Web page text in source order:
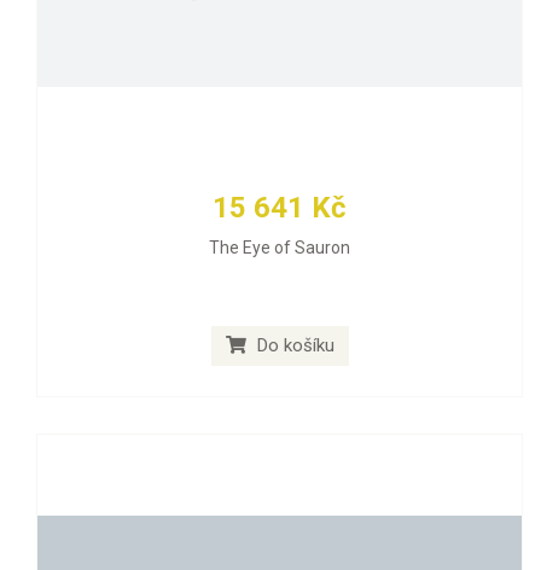
15 641 Kč
The Eye of Sauron
Do košíku